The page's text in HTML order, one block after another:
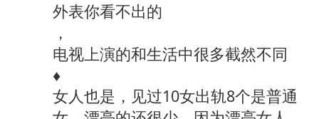
外表你看不出的
，
电视上演的和生活中很多截然不同
♦
女人也是，见过10女出轨8个是普通